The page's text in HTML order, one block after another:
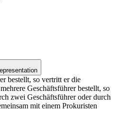
bestellt, so vertritt er die
Geschäftsführer bestellt, so
zwei Geschäftsführer oder durch
mit einem Prokuristen